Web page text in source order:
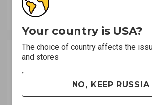
Your country is USA?
The choice of country affects the
and stores
NO, KEEP RUSSIA